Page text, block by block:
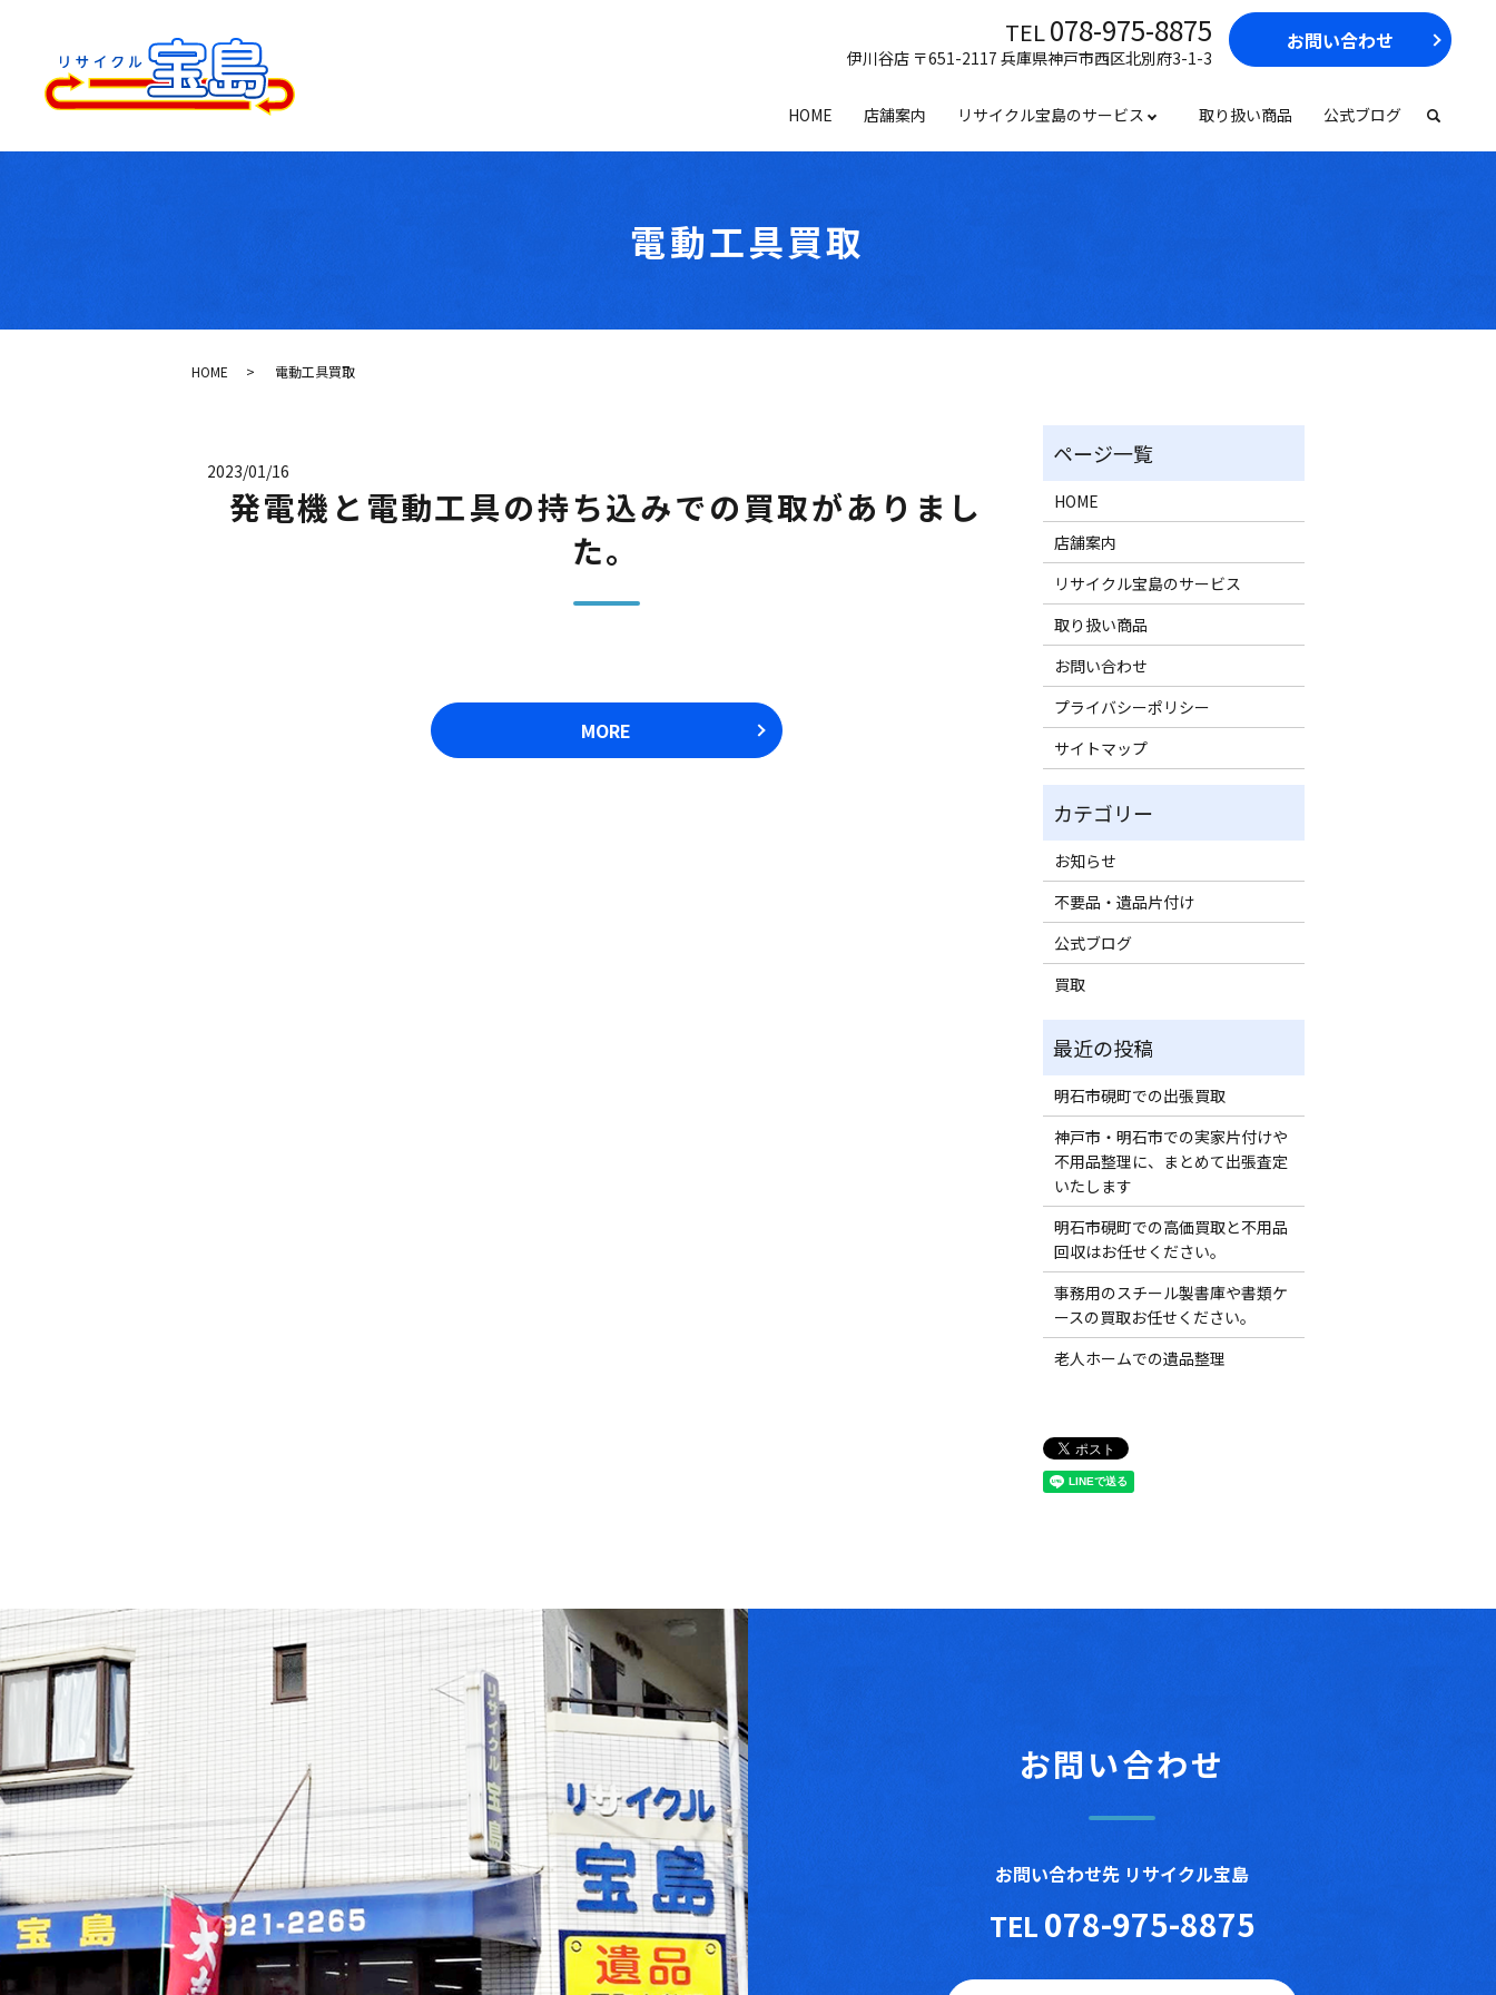
HOME 店舗案内 リサイクル宝島のサービス 取り扱い商品 公式ブログ
TEL078-975-8875
伊川谷店 〒651-2117 兵庫県神戸市西区北別府3-1-3
お問い合わせ
電動工具買取
HOME 電動工具買取
2023/01/16
発電機と電動工具の持ち込みでの買取がありまし
た。
MORE
HOME
店舗案内
リサイクル宝島のサービス
取り扱い商品
お問い合わせ
プライバシーポリシー
サイトマップ
お知らせ
不要品・遺品片付け
公式ブログ
買取
明石市硯町での出張買取
神戸市・明石市での実家片付けや
不用品整理に、まとめて出張査定
いたします
明石市硯町での高価買取と不用品
回収はお任せください。
事務用のスチール製書庫や書類ケ
ースの買取お任せください。
老人ホームでの遺品整理
お問い合わせ
お問い合わせ先 リサイクル宝島
TEL 078-975-8875